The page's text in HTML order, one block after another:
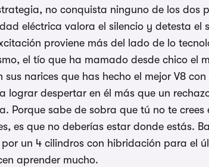
no conquista ninguno de los dos
eléctrica valora el silencio y detesta el
proviene más del lado de lo
el tío que ha mamado desde chico el
narices que has hecho el mejor V8
despertar en él más que un
Porque sabe de sobra que tú no te crees
es que no deberías estar donde estás.
un 4 cilindros con hibridación para el
aprender mucho.